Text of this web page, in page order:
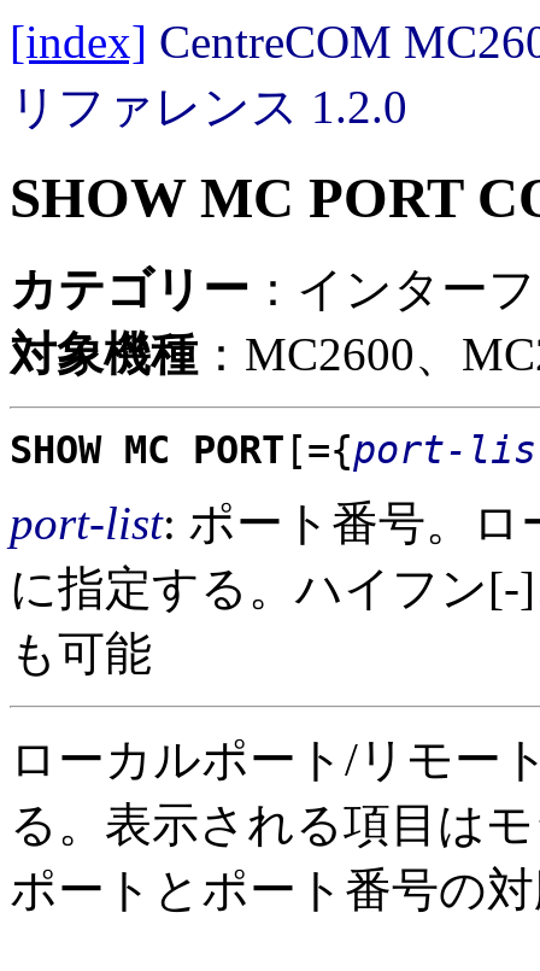
[index] CentreCOM
リファレンス 1.2.0
SHOW MC PORT
カテゴリー ：インター
対象機種 ：MC2600、
SHOW MC PORT [={port-
port-list: ポート番号。
に指定する。ハイフン
も可能
ローカルポート/リモー
る。表示される項目は
ポートとポート番号の